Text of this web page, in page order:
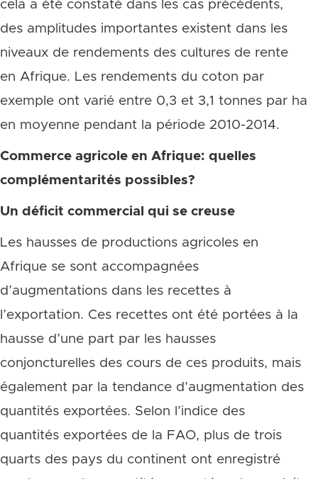
cela a été constaté dans les cas précédents,
des amplitudes importantes existent dans les
niveaux de rendements des cultures de rente
en Afrique. Les rendements du coton par
exemple ont varié entre 0,3 et 3,1 tonnes par ha
en moyenne pendant la période 2010-2014.
Commerce agricole en Afrique: quelles
complémentarités possibles?
Un déficit commercial qui se creuse
Les hausses de productions agricoles en
Afrique se sont accompagnées
d’augmentations dans les recettes à
l’exportation. Ces recettes ont été portées à la
hausse d’une part par les hausses
conjoncturelles des cours de ces produits, mais
également par la tendance d’augmentation des
quantités exportées. Selon l’indice des
quantités exportées de la FAO, plus de trois
quarts des pays du continent ont enregistré